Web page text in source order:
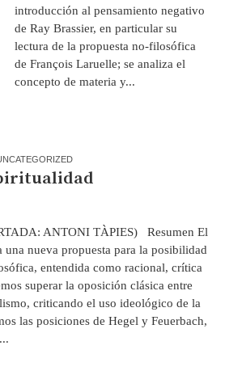
introducción al pensamiento negativo
de Ray Brassier, en particular su
lectura de la propuesta no-filosófica
de François Laruelle; se analiza el
concepto de materia y...
ANTONI TÀPIES) Resumen El
una nueva propuesta para la posibilidad
entendida como racional, crítica
superar la oposición clásica entre
criticando el uso ideológico de la
las posiciones de Hegel y Feuerbach,